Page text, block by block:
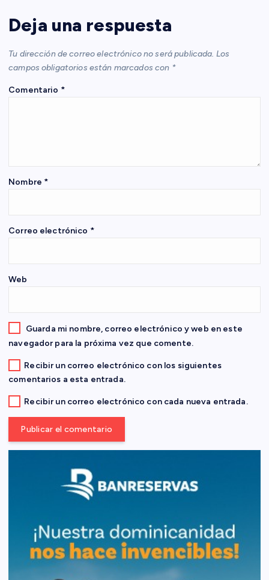
c
i
ó
n
e
r
d
a
s
Deja una respuesta
Tu dirección de correo electrónico no será publicada. Los
campos obligatorios están marcados con *
Comentario *
Nombre *
Correo electrónico *
Web
Guarda mi nombre, correo electrónico y web en este
navegador para la próxima vez que comente.
Recibir un correo electrónico con los siguientes
comentarios a esta entrada.
Recibir un correo electrónico con cada nueva entrada.